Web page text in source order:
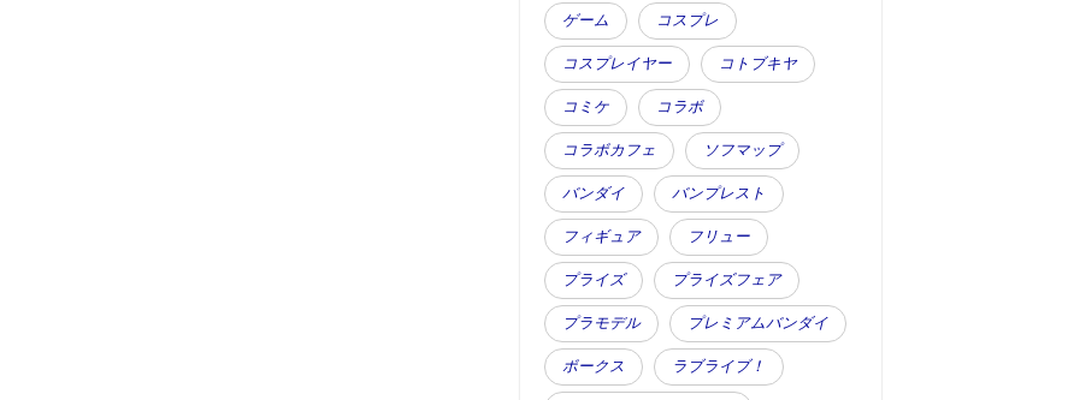
ゲーム コスプレ
コスプレイヤー コトブキヤ
コミケ コラボ
コラボカフェ ソフマップ
バンダイ バンプレスト
フィギュア フリュー
プライズ プライズフェア
プラモデル プレミアムバンダイ
ボークス ラブライブ！